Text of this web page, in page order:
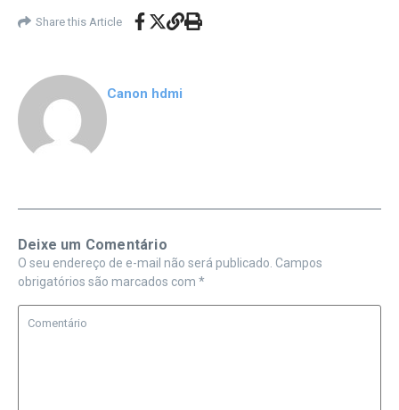
Share this Article
Canon hdmi
Deixe um Comentário
O seu endereço de e-mail não será publicado. Campos
obrigatórios são marcados com *